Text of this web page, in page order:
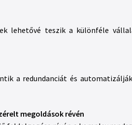
lehetővé teszik a különféle
a redundanciát és
megoldások révén